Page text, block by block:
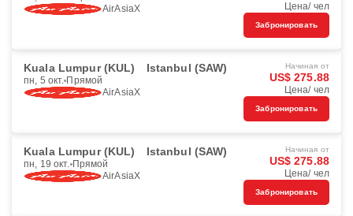
AirAsiaX
Цена/ чел
Забронировать
Kuala Lumpur (KUL) Istanbul (SAW)
пн, 5 окт. Прямой
AirAsiaX
Начиная от
US$ 275.88
Цена/ чел
Забронировать
Kuala Lumpur (KUL) Istanbul (SAW)
пн, 19 окт. Прямой
AirAsiaX
Начиная от
US$ 275.88
Цена/ чел
Забронировать